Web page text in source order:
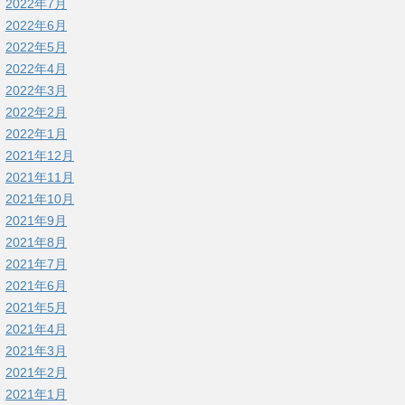
2022年7月
2022年6月
2022年5月
2022年4月
2022年3月
2022年2月
2022年1月
2021年12月
2021年11月
2021年10月
2021年9月
2021年8月
2021年7月
2021年6月
2021年5月
2021年4月
2021年3月
2021年2月
2021年1月